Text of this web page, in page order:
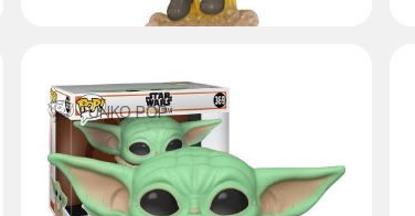
FUNKO POP
BABY YODA 25CM -
MANDALORIAN